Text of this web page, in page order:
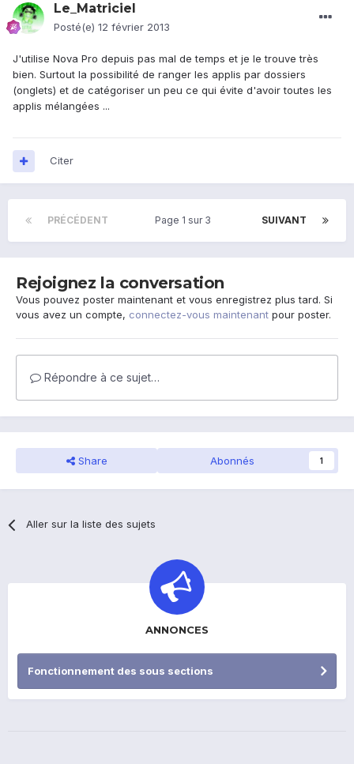
Le_Matriciel
Posté(e) 12 février 2013
J'utilise Nova Pro depuis pas mal de temps et je le trouve très
bien. Surtout la possibilité de ranger les applis par dossiers
(onglets) et de catégoriser un peu ce qui évite d'avoir toutes les
applis mélangées ...
Citer
PRÉCÉDENT SUIVANT
Page 1 sur 3
Rejoignez la conversation
Vous pouvez poster maintenant et vous enregistrez plus tard. Si
vous avez un compte, connectez-vous maintenant pour poster.
Répondre à ce sujet…
Share Abonnés 1
Aller sur la liste des sujets
ANNONCES
Fonctionnement des sous sections